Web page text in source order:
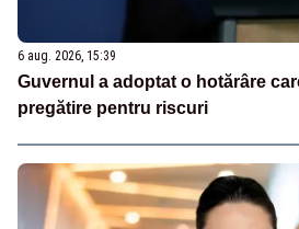
6 aug. 2026, 15:39
Guvernul a adoptat o hotărâre
pregătire pentru riscuri